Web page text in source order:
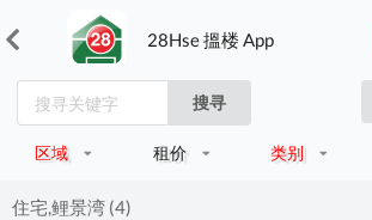
28Hse 搵楼 App
搜寻
区域 租价 类别
住宅,鲤景湾 (4)